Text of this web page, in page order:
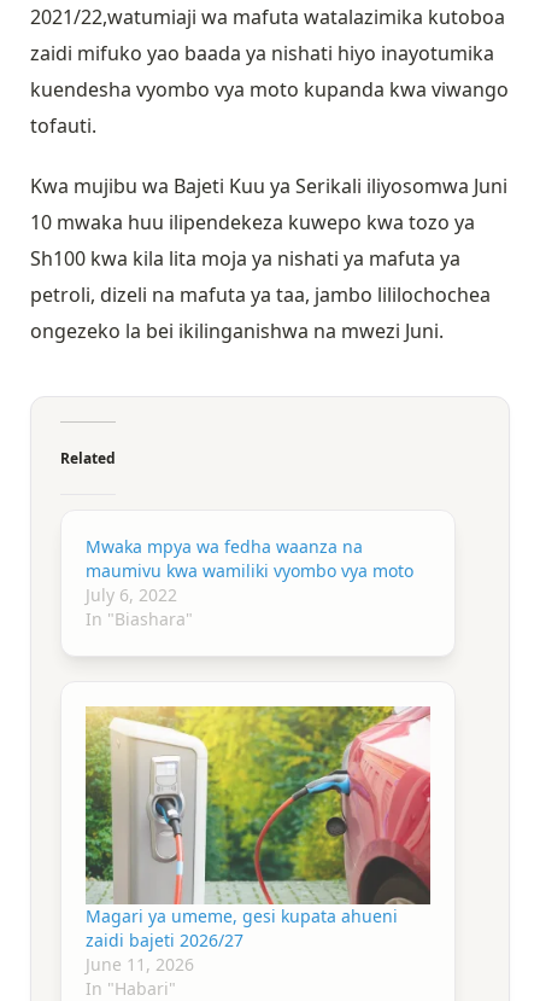
2021/22,watumiaji wa mafuta watalazimika kutoboa
zaidi mifuko yao baada ya nishati hiyo inayotumika
kuendesha vyombo vya moto kupanda kwa viwango
tofauti.
Kwa mujibu wa Bajeti Kuu ya Serikali iliyosomwa Juni
10 mwaka huu ilipendekeza kuwepo kwa tozo ya
Sh100 kwa kila lita moja ya nishati ya mafuta ya
petroli, dizeli na mafuta ya taa, jambo lililochochea
ongezeko la bei ikilinganishwa na mwezi Juni.
Related
Mwaka mpya wa fedha waanza na
maumivu kwa wamiliki vyombo vya moto
July 6, 2022
In "Biashara"
Magari ya umeme, gesi kupata ahueni
zaidi bajeti 2026/27
June 11, 2026
In "Habari"